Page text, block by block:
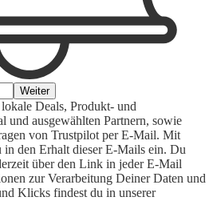
Weiter
Deals, Produkt- und
und ausgewählten Partnern, sowie
von Trustpilot per E-Mail. Mit
den Erhalt dieser E-Mails ein. Du
über den Link in jeder E-Mail
zur Verarbeitung Deiner Daten und
Klicks findest du in unserer